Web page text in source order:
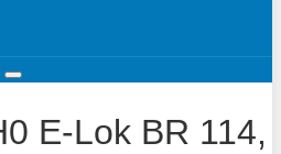
E-Lok BR 114,